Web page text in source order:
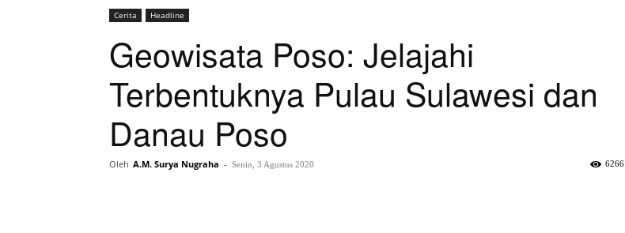
Cerita Headline
Geowisata Poso: Jelajahi
Terbentuknya Pulau Sulawesi dan
Danau Poso
Oleh A.M. Surya Nugraha - Senin, 3 Agustus 2020 6266